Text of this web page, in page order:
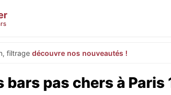
filtrage découvre nos nouveautés !
bars pas chers à Paris